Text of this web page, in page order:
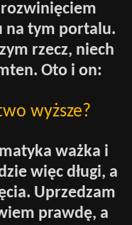
na tym portalu.
rzecz, niech
Oto i on:
wyższe?
ważka i
więc długi, a
Uprzedzam
prawdę, a